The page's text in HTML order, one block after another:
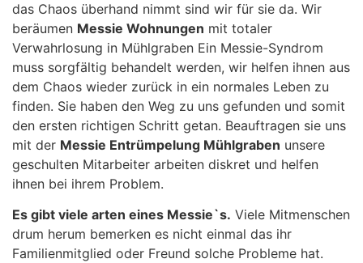
das Chaos überhand nimmt sind wir für sie da. Wir
beräumen Messie Wohnungen mit totaler
Verwahrlosung in Mühlgraben Ein Messie-Syndrom
muss sorgfältig behandelt werden, wir helfen ihnen aus
dem Chaos wieder zurück in ein normales Leben zu
finden. Sie haben den Weg zu uns gefunden und somit
den ersten richtigen Schritt getan. Beauftragen sie uns
mit der Messie Entrümpelung Mühlgraben unsere
geschulten Mitarbeiter arbeiten diskret und helfen
ihnen bei ihrem Problem.
Es gibt viele arten eines Messie`s. Viele Mitmenschen
drum herum bemerken es nicht einmal das ihr
Familienmitglied oder Freund solche Probleme hat.